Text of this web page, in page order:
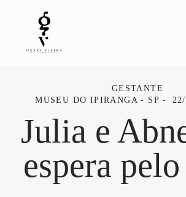
GESTANTE
MUSEU DO IPIRANGA - SP
Julia e
espera